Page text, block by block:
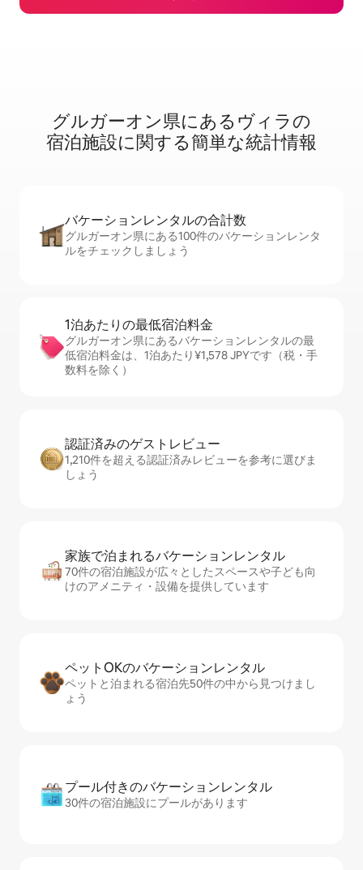
グルガーオン県に⁠あ⁠るヴ⁠ィ⁠ラ⁠の
宿⁠泊⁠施⁠設⁠に関⁠す⁠る簡⁠単⁠な統⁠計⁠情⁠報
バケーションレ⁠ン⁠タ⁠ル⁠の合⁠計⁠数
グルガーオン県にある100件のバケーションレンタ
ルをチェックしましょう
1泊あたりの最⁠低⁠宿⁠泊⁠料⁠金
グルガーオン県にあるバケーションレンタルの最
低宿泊料金は、1泊あたり¥1,578 JPYです（税・手
数料を除く）
認証済みのゲ⁠ス⁠ト⁠レ⁠ビ⁠ュ⁠ー
1,210件を超える認証済みレビューを参考に選びま
しょう
家族で泊まれるバ⁠ケ⁠ー⁠シ⁠ョ⁠ンレ⁠ン⁠タ⁠ル
70件の宿泊施設が広々としたスペースや子ども向
けのアメニティ・設備を提供しています
ペットOKのバ⁠ケ⁠ー⁠シ⁠ョ⁠ンレ⁠ン⁠タ⁠ル
ペットと泊まれる宿泊先50件の中から見つけまし
ょう
プール付きのバ⁠ケ⁠ー⁠シ⁠ョ⁠ンレ⁠ン⁠タ⁠ル
30件の宿泊施設にプールがあります